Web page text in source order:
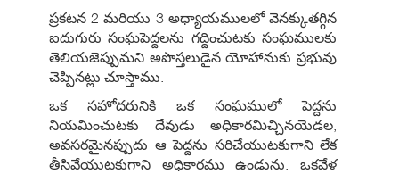
ప్రకటన 2 మరియు 3 అధ్యాయములలో వెనక్కుతగ్గిన
ఐదుగురు సంఘపెద్దలను గద్దించుటకు సంఘములకు
తెలియజెప్పుమని అపొస్తలుడైన యోహానుకు ప్రభువు
చెప్పినట్లు చూస్తాము.
ఒక సహోదరునికి ఒక సంఘములో పెద్దను
నియమించుటకు దేవుడు అధికారమిచ్చినయెడల,
అవసరమైనప్పుదు ఆ పెద్దను సరిచేయుటకుగాని లేక
తీసివేయుటకుగాని అధికారము ఉండును. ఒకవేళ